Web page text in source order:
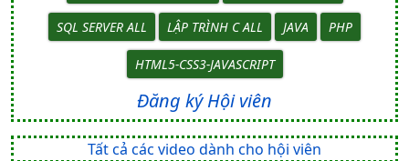
SQL SERVER ALL LẬP TRÌNH C ALL JAVA PHP
HTML5-CSS3-JAVASCRIPT
Đăng ký Hội viên
Tất cả các video dành cho hội viên